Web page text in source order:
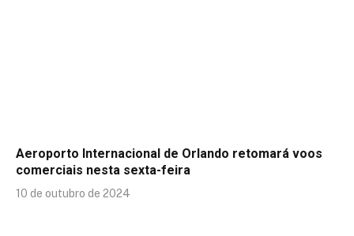
Aeroporto Internacional de Orlando retomará voos
comerciais nesta sexta-feira
10 de outubro de 2024